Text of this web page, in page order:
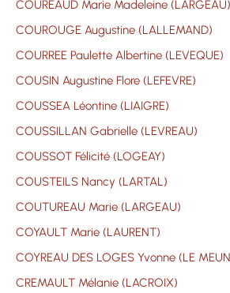
COUREAUD Marie Madeleine (LARGEAU)
COUROUGE Augustine (LALLEMAND)
COURREE Paulette Albertine (LEVEQUE)
COUSIN Augustine Flore (LEFEVRE)
COUSSEA Léontine (LIAIGRE)
COUSSILLAN Gabrielle (LEVREAU)
COUSSOT Félicité (LOGEAY)
COUSTEILS Nancy (LARTAL)
COUTUREAU Marie (LARGEAU)
COYAULT Marie (LAURENT)
COYREAU DES LOGES Yvonne (LE
CREMAULT Mélanie (LACROIX)